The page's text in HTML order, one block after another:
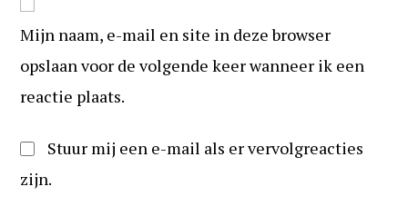
om
te
reageren
URL
in
(optioneel)
Mijn naam, e-mail en site in deze browser
opslaan voor de volgende keer wanneer ik een
reactie plaats.
Stuur mij een e-mail als er vervolgreacties
zijn.